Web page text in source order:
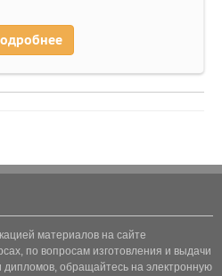
материалов на сайте
по вопросам изготовления и выдачи
обращайтесь на электронную